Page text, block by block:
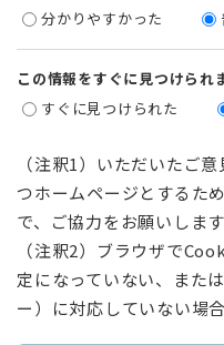
分かりやすかった
この情報をすぐに見つけられ
すぐに見つけられた
（注釈1）いただいたご
つホームページとするた
で、ご協力をお願いします
（注釈2）ブラウザで
定になっていない、また
ー）に対応していない場